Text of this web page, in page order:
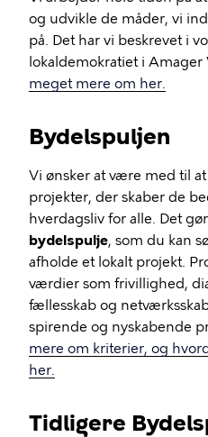
og udvikle de måder, vi
på. Det har vi beskrevet i
lokaldemokratiet i Amager
meget mere om her.
Bydelspuljen
Vi ønsker at være med til
projekter, der skaber de
hverdagsliv for alle. Det
bydelspulje, som du kan
afholde et lokalt projekt.
værdier som frivillighed,
fællesskab og
spirende og nyskabende
mere om kriterier, og
her.
Tidligere